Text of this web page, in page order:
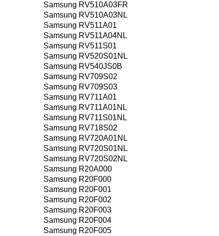
Samsung RV510A03FR
Samsung RV510A03NL
Samsung RV511A01
Samsung RV511A04NL
Samsung RV511S01
Samsung RV520S01NL
Samsung RV540JS0B
Samsung RV709S02
Samsung RV709S03
Samsung RV711A01
Samsung RV711A01NL
Samsung RV711S01NL
Samsung RV718S02
Samsung RV720A01NL
Samsung RV720S01NL
Samsung RV720S02NL
Samsung R20A000
Samsung R20F000
Samsung R20F001
Samsung R20F002
Samsung R20F003
Samsung R20F004
Samsung R20F005